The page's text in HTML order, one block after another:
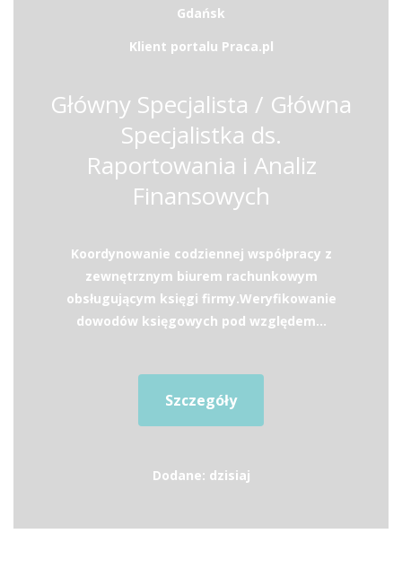
Gdańsk
Klient portalu Praca.pl
Główny Specjalista / Główna
Specjalistka ds.
Raportowania i Analiz
Finansowych
Koordynowanie codziennej współpracy z
zewnętrznym biurem rachunkowym
obsługującym księgi firmy.Weryfikowanie
dowodów księgowych pod względem...
Szczegóły
Dodane: dzisiaj